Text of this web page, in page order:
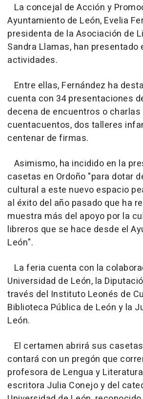
La concejal de Acción y
Ayuntamiento de León, Evelia
presidenta de la Asociación de
Sandra Llamas, han
actividades.
Entre ellas, Fernández ha
cuenta con 34 presentaciones
decena de encuentros o
cuentacuentos, dos talleres
centenar de firmas.
Asimismo, ha incidido en la
casetas en Ordoño "para dotar
cultural a este nuevo espacio
al éxito del año pasado que ha
muestra más del apoyo por la
libreros que se hace desde el
León".
La feria cuenta con la
Universidad de León, la
través del Instituto Leonés de
Biblioteca Pública de León y la
León.
El certamen abrirá sus
contará con un pregón que
profesora de Lengua y
escritora Julia Conejo y del